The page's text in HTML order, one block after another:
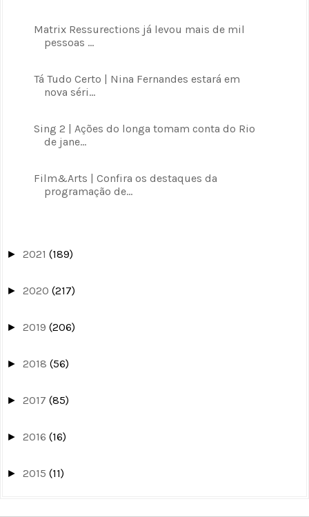
Matrix Ressurections já levou mais de mil
pessoas ...
Tá Tudo Certo | Nina Fernandes estará em
nova séri...
Sing 2 | Ações do longa tomam conta do Rio
de jane...
Film&Arts | Confira os destaques da
programação de...
► 2021 (189)
► 2020 (217)
► 2019 (206)
► 2018 (56)
► 2017 (85)
► 2016 (16)
► 2015 (11)